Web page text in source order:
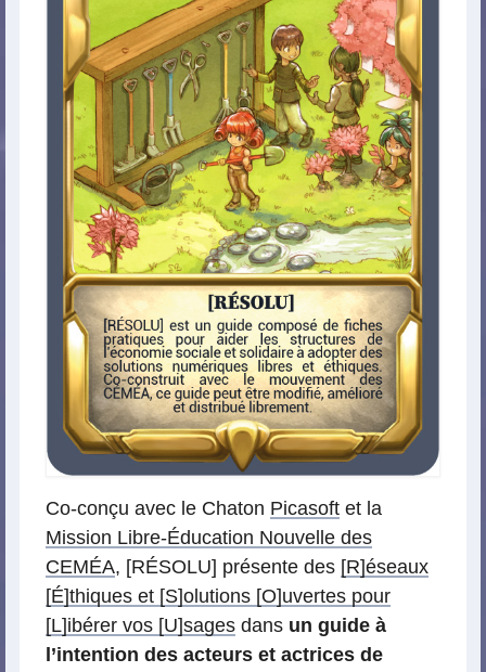
Co-conçu avec le Chaton Picasoft et la
Mission Libre-Éducation Nouvelle des
CEMÉA, [RÉSOLU] présente des [R]éseaux
[É]thiques et [S]olutions [O]uvertes pour
[L]ibérer vos [U]sages dans un guide à
l’intention des acteurs et actrices de